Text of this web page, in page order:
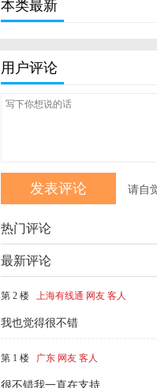
本类最新
用户评论
请自
热门评论
最新评论
第 2 楼 上海有线通 网友 客人
我也觉得很不错
第 1 楼 广东 网友 客人
很不错我一直在支持